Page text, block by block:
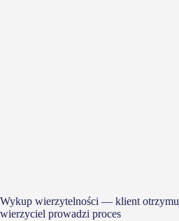
Wykup wierzytelności — klient
wierzyciel prowadzi proces